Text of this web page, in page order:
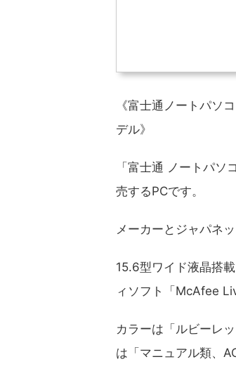
《富士通ノートパソ
デル》
「富士通 ノートパ
売するPCです。
メーカーとジャパネ
15.6型ワイド液晶搭
ィソフト「McAfee
カラーは「ルビーレ
は「マニュアル類、